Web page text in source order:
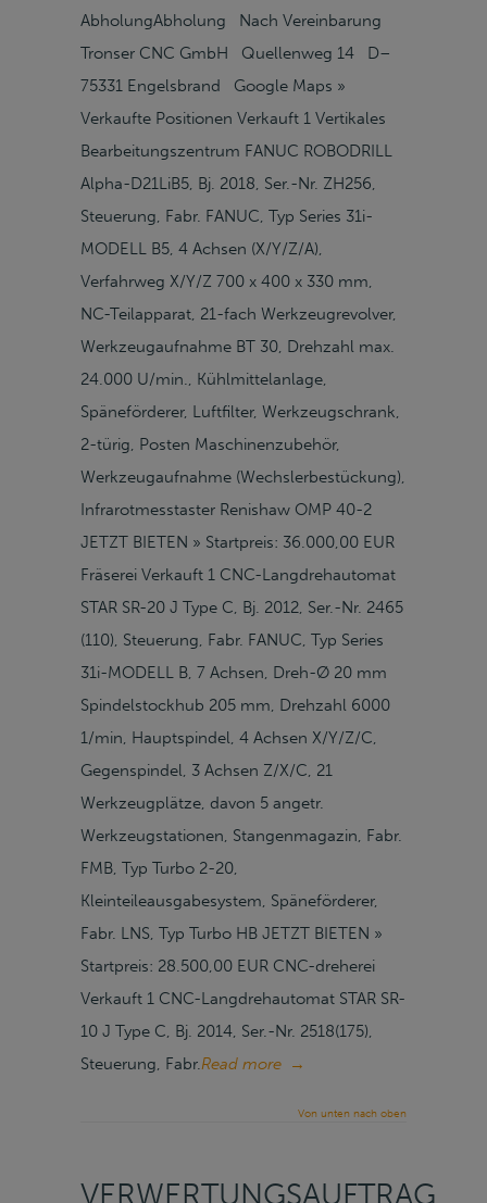
AbholungAbholung Nach Vereinbarung
Tronser CNC GmbH Quellenweg 14 D–
75331 Engelsbrand Google Maps »
Verkaufte Positionen Verkauft 1 Vertikales
Bearbeitungszentrum FANUC ROBODRILL
Alpha-D21LiB5, Bj. 2018, Ser.-Nr. ZH256,
Steuerung, Fabr. FANUC, Typ Series 31i-
MODELL B5, 4 Achsen (X/Y/Z/A),
Verfahrweg X/Y/Z 700 x 400 x 330 mm,
NC-Teilapparat, 21-fach Werkzeugrevolver,
Werkzeugaufnahme BT 30, Drehzahl max.
24.000 U/min., Kühlmittelanlage,
Späneförderer, Luftfilter, Werkzeugschrank,
2-türig, Posten Maschinenzubehör,
Werkzeugaufnahme (Wechslerbestückung),
Infrarotmesstaster Renishaw OMP 40-2
JETZT BIETEN » Startpreis: 36.000,00 EUR
Fräserei Verkauft 1 CNC-Langdrehautomat
STAR SR-20 J Type C, Bj. 2012, Ser.-Nr. 2465
(110), Steuerung, Fabr. FANUC, Typ Series
31i-MODELL B, 7 Achsen, Dreh-Ø 20 mm
Spindelstockhub 205 mm, Drehzahl 6000
1/min, Hauptspindel, 4 Achsen X/Y/Z/C,
Gegenspindel, 3 Achsen Z/X/C, 21
Werkzeugplätze, davon 5 angetr.
Werkzeugstationen, Stangenmagazin, Fabr.
FMB, Typ Turbo 2-20,
Kleinteileausgabesystem, Späneförderer,
Fabr. LNS, Typ Turbo HB JETZT BIETEN »
Startpreis: 28.500,00 EUR CNC-dreherei
Verkauft 1 CNC-Langdrehautomat STAR SR-
10 J Type C, Bj. 2014, Ser.-Nr. 2518(175),
Steuerung, Fabr.Read more →
Von unten nach oben
VERWERTUNGSAUFTRAG